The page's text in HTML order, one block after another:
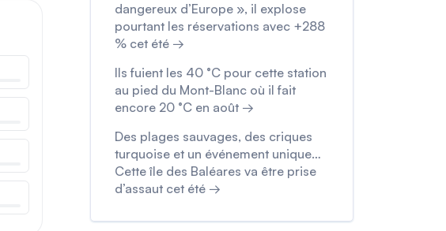
dangereux d’Europe », il explose
pourtant les réservations avec +288
% cet été →
Ils fuient les 40 °C pour cette station
au pied du Mont-Blanc où il fait
encore 20 °C en août →
Des plages sauvages, des criques
turquoise et un événement unique…
Cette île des Baléares va être prise
d’assaut cet été →